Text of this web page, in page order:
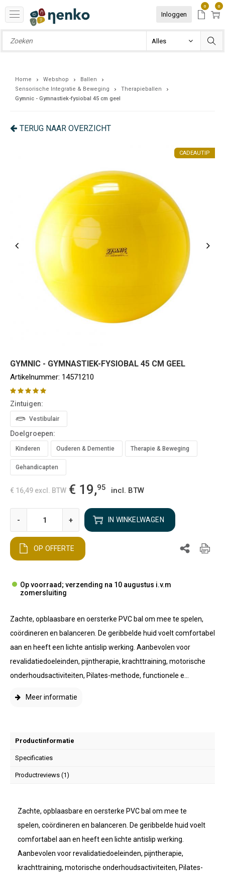
Inloggen
0 0
Home Webshop
Ballen
Sensorische Integratie & Beweging
Therapieballen
Gymnic - Gymnastiek-fysiobal 45 cm geel
TERUG NAAR OVERZICHT
CADEAUTIP
GYMNIC - GYMNASTIEK-FYSIOBAL 45 CM GEEL
Artikelnummer: 14571210
Zintuigen:
Vestibulair
Doelgroepen:
Kinderen Ouderen & Dementie Therapie & Beweging
Gehandicapten
€ 16,49 excl. BTW € 19,95 incl. BTW
- + IN WINKELWAGEN
OP OFFERTE
Op voorraad; verzending na 10 augustus i.v.m
zomersluiting
Zachte, opblaasbare en oersterke PVC bal om mee te spelen,
coördineren en balanceren. De geribbelde huid voelt comfortabel
aan en heeft een lichte antislip werking. Aanbevolen voor
revalidatiedoeleinden, pijntherapie, krachttraining, motorische
onderhoudsactiviteiten, Pilates-methode, functionele e...
Meer informatie
Productinformatie
Specificaties
Productreviews (1)
Zachte, opblaasbare en oersterke PVC bal om mee te
spelen, coördineren en balanceren. De geribbelde huid voelt
comfortabel aan en heeft een lichte antislip werking.
Aanbevolen voor revalidatiedoeleinden, pijntherapie,
krachttraining, motorische onderhoudsactiviteiten, Pilates-